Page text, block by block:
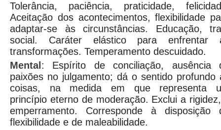
Tolerância, paciência, praticidade,
Aceitação dos acontecimentos, flexibilidade
adaptar-se às circunstâncias. Educação,
social. Caráter elástico para enfrentar
transformações. Temperamento descuidado.
Mental : Espírito de conciliação, ausência
paixões no julgamento; dá o sentido profundo
coisas, na medida em que representa
princípio eterno de moderação. Exclui a
emperramento. Corresponde à disposição
flexibilidade e de maleabilidade.